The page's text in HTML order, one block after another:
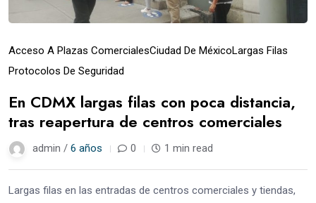
Acceso A Plazas ComercialesCiudad De MéxicoLargas Filas
Protocolos De Seguridad
En CDMX largas filas con poca distancia,
tras reapertura de centros comerciales
admin / 6 años 0 1 min read
Largas filas en las entradas de centros comerciales y tiendas,